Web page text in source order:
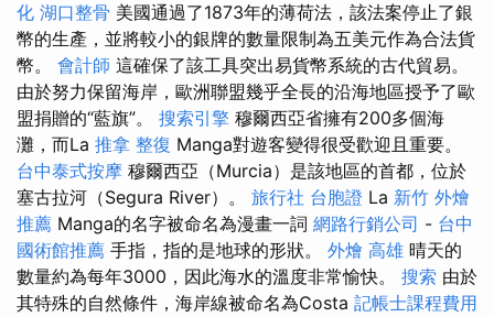
化 湖口整骨 美國通過了1873年的薄荷法，該法案停止了銀
幣的生產，並將較小的銀牌的數量限制為五美元作為合法貨
幣。 會計師 這確保了該工具突出易貨幣系統的古代貿易。
由於努力保留海岸，歐洲聯盟幾乎全長的沿海地區授予了歐
盟捐贈的“藍旗”。 搜索引擎 穆爾西亞省擁有200多個海
灘，而La 推拿 整復 Manga對遊客變得很受歡迎且重要。
台中泰式按摩 穆爾西亞（Murcia）是該地區的首都，位於
塞古拉河（Segura River）。 旅行社 台胞證 La 新竹 外燴
推薦 Manga的名字被命名為漫畫一詞 網路行銷公司 - 台中
國術館推薦 手指，指的是地球的形狀。 外燴 高雄 晴天的
數量約為每年3000，因此海水的溫度非常愉快。 搜索 由於
其特殊的自然條件，海岸線被命名為Costa 記帳士課程費用